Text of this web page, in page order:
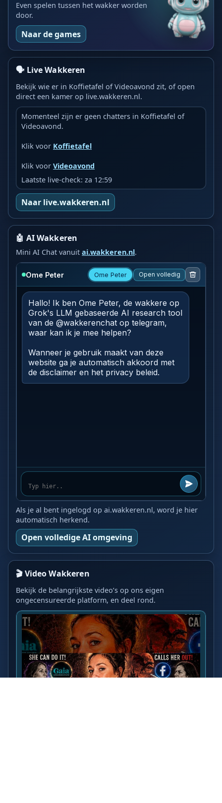
Even spelen tussen het wakker worden
door.
Naar de games
🗣️ Live Wakkeren
Bekijk wie er in Koffietafel of Videoavond zit, of open
direct een kamer op live.wakkeren.nl.
Momenteel zijn er geen chatters in Koffietafel of
Videoavond.
Klik voor Koffietafel
Klik voorVideoavond
Laatste live-check: za 12:59
Naar live.wakkeren.nl
🤖 AI Wakkeren
Mini AI Chat vanuitai.wakkeren.nl.
Als je al bent ingelogd op ai.wakkeren.nl, word je hier
automatisch herkend.
Open volledige AI omgeving
🎬 Video Wakkeren
Bekijk de belangrijkste video’s op ons eigen
ongecensureerde platform, en deel rond.